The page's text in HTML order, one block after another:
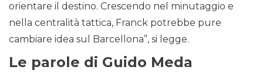
orientare il destino. Crescendo nel minutaggio e
nella centralità tattica, Franck potrebbe pure
cambiare idea sul Barcellona”, si legge.
Le parole di Guido Meda